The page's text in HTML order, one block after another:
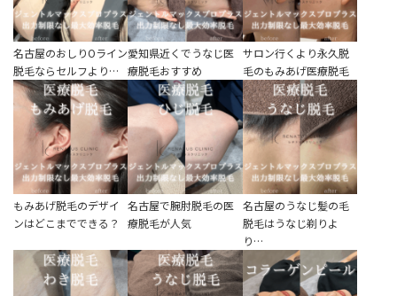
名古屋のおしりOライン
脱毛ならセルフより…
愛知県近くでうなじ医
療脱毛おすすめ
サロン行くより永久脱
毛のもみあげ医療脱毛
もみあげ脱毛のデザイ
ンはどこまでできる？
名古屋で腕肘脱毛の医
療脱毛が人気
名古屋のうなじ髪の毛
脱毛はうなじ剃りよ
り…